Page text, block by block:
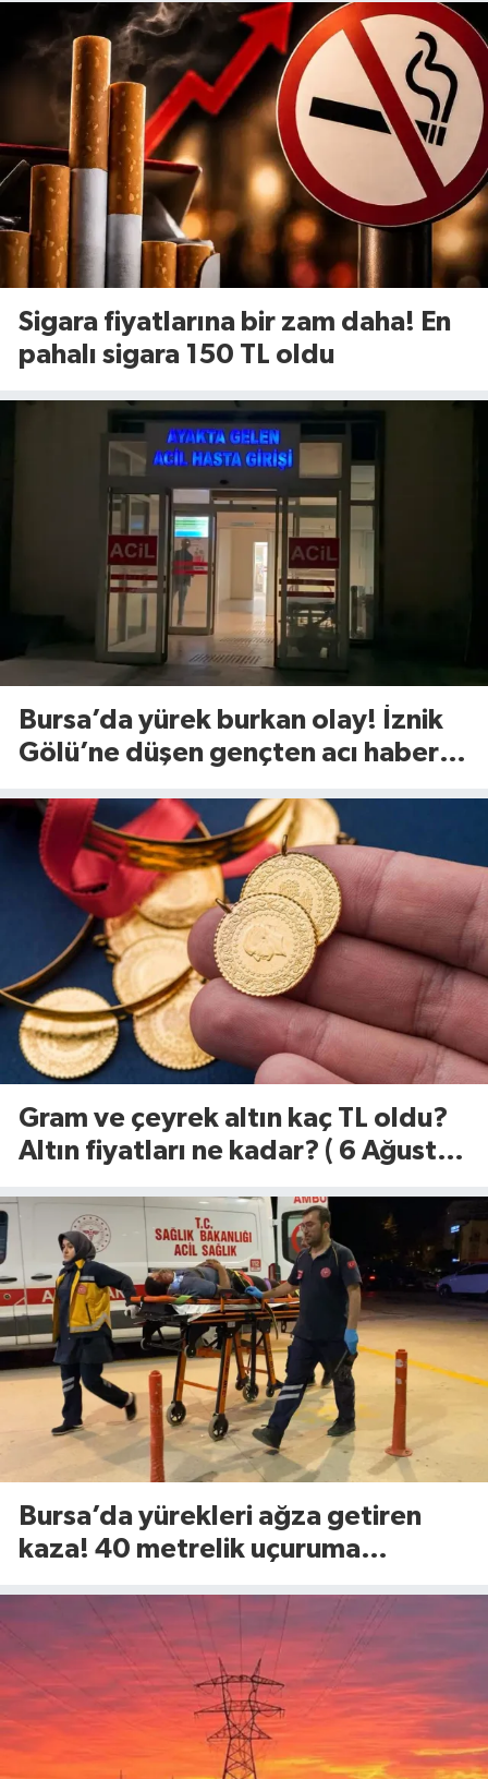
Sigara fiyatlarına bir zam daha! En
pahalı sigara 150 TL oldu
Bursa’da yürek burkan olay! İznik
Gölü’ne düşen gençten acı haber
Gram ve çeyrek altın kaç TL oldu?
Altın fiyatları ne kadar? ( 6 Ağustos
Bursa’da yürekleri ağza getiren
kaza! 40 metrelik uçuruma